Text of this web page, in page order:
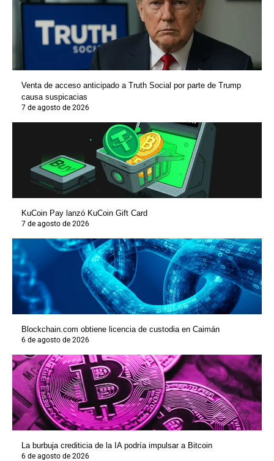
Venta de acceso anticipado a Truth Social por parte de Trump
causa suspicacias
7 de agosto de 2026
KuCoin Pay lanzó KuCoin Gift Card
7 de agosto de 2026
Blockchain.com obtiene licencia de custodia en Caimán
6 de agosto de 2026
La burbuja crediticia de la IA podría impulsar a Bitcoin
6 de agosto de 2026